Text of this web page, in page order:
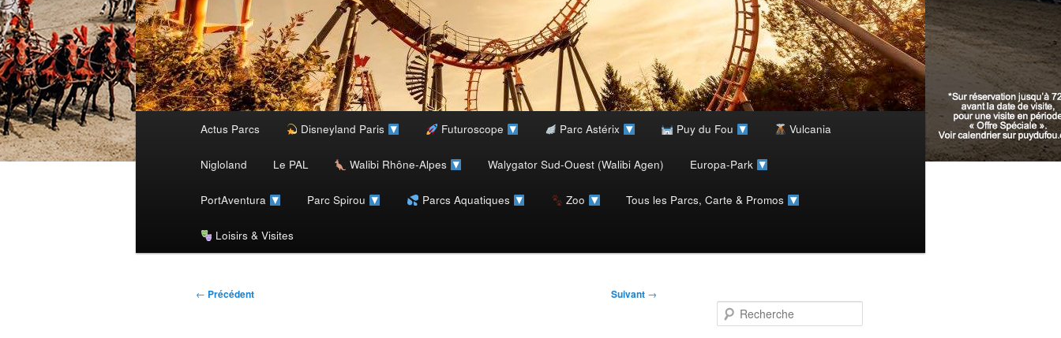
Aller
Actus Parcs Disneyland Paris Futuroscope Parc Astérix Puy du Fou Vulcania
Nigloland Le PAL Walibi Rhône-Alpes Walygator Sud-Ouest (Walibi Agen) Europa-Park
PortAventura Parc Spirou Parcs Aquatiques Zoo Tous les Parcs, Carte & Promos
Loisirs & Visites
Navigation
← Précédent Suivant →
e